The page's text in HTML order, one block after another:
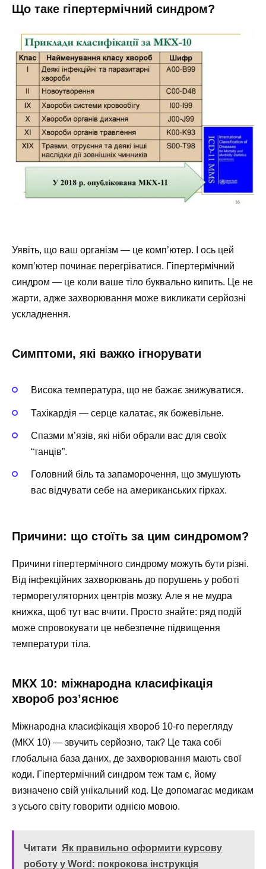
Що таке гіпертермічний синдром?
Уявіть, що ваш організм — це комп’ютер. І ось цей
комп’ютер починає перегріватися. Гіпертермічний
синдром — це коли ваше тіло буквально кипить. Це не
жарти, адже захворювання може викликати серйозні
ускладнення.
Симптоми, які важко ігнорувати
Висока температура, що не бажає знижуватися.
Тахікардія — серце калатає, як божевільне.
Спазми м’язів, які ніби обрали вас для своїх
“танців”.
Головний біль та запаморочення, що змушують
вас відчувати себе на американських гірках.
Причини: що стоїть за цим синдромом?
Причини гіпертермічного синдрому можуть бути різні.
Від інфекційних захворювань до порушень у роботі
терморегуляторних центрів мозку. Але я не мудра
книжка, щоб тут вас вчити. Просто знайте: ряд подій
може спровокувати це небезпечне підвищення
температури тіла.
МКХ 10: міжнародна класифікація
хвороб роз’яснює
Міжнародна класифікація хвороб 10-го перегляду
(МКХ 10) — звучить серйозно, так? Це така собі
глобальна база даних, де захворювання мають свої
коди. Гіпертермічний синдром теж там є, йому
визначено свій унікальний код. Це допомагає медикам
з усього світу говорити однією мовою.
Читати Як правильно оформити курсову
роботу у Word: покрокова інструкція